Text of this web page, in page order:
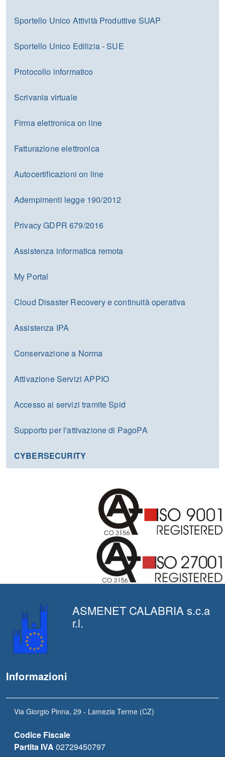
Sportello Unico Attività Produttive SUAP
Sportello Unico Edilizia - SUE
Protocollo informatico
Scrivania virtuale
Firma elettronica on line
Fatturazione elettronica
Autocertificazioni on line
Adempimenti legge 190/2012
Privacy GDPR 679/2016
Assistenza informatica remota
My Portal
Cloud Disaster Recovery e continuità operativa
Assistenza IPA
Conservazione a Norma
Attivazione Servizi APPIO
Accesso ai servizi tramite Spid
Supporto per l'attivazione di PagoPA
CYBERSECURITY
ASMENET CALABRIA s.c.a
r.l.
Informazioni
Via Giorgio Pinna, 29 - Lamezia Terme (CZ)
Codice Fiscale
Partita IVA 02729450797